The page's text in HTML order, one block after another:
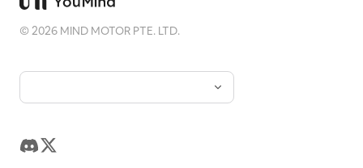
©2026 MIND MOTOR PTE. LTD.